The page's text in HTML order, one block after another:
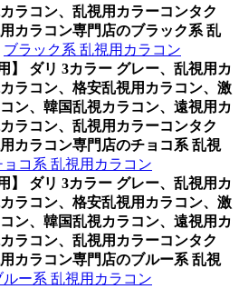
ラコン、乱視用カラーコンタク
用カラコン専門店のブラック系 乱
ブラック系 乱視用カラコン
】 ダリ 3カラー グレー、乱視用カ
ラコン、格安乱視用カラコン、激
ン、韓国乱視カラコン、遠視用カ
ラコン、乱視用カラーコンタク
用カラコン専門店のチョコ系 乱視
ョコ系 乱視用カラコン
】 ダリ 3カラー グレー、乱視用カ
ラコン、格安乱視用カラコン、激
ン、韓国乱視カラコン、遠視用カ
ラコン、乱視用カラーコンタク
用カラコン専門店のブルー系 乱視
ルー系 乱視用カラコン